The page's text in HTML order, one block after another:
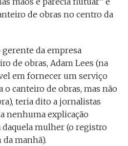
de obras no centro da
da empresa
de obras, Adam Lees (na
em fornecer um serviço
canteiro de obras, mas não
teria dito a jornalistas
nenhuma explicação
mulher (o registro
manhã).